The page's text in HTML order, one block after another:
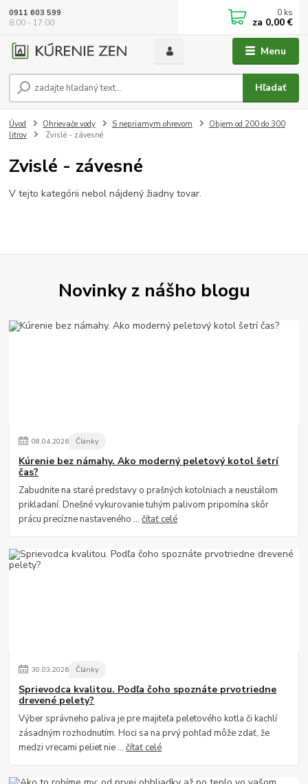
Menu
Hľadať
0911 603 599
8:00 - 17:00
0 ks
za 0,00 €
Úvod Ohrievače vody S nepriamym ohrevom
Objem od 200 do 300
litrov
Zvislé - závesné
Zvislé - závesné
V tejto kategórii nebol nájdený žiadny tovar.
Novinky z nášho blogu
08.04.2026 Články
Kúrenie bez námahy. Ako moderný peletový kotol šetrí
čas?
Zabudnite na staré predstavy o prašných kotolniach a neustálom
prikladaní. Dnešné vykurovanie tuhým palivom pripomína skôr
prácu precízne nastaveného ...čítať celé
30.03.2026 Články
Sprievodca kvalitou. Podľa čoho spoznáte prvotriedne
drevené pelety?
Výber správneho paliva je pre majiteľa peletového kotla či kachlí
zásadným rozhodnutím. Hoci sa na prvý pohľad môže zdať, že
medzi vrecami peliet nie ...čítať celé